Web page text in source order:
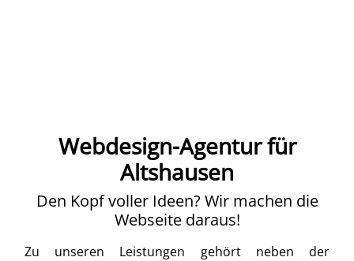
Webdesign-Agentur für
Altshausen
Den Kopf voller Ideen? Wir machen die
Webseite daraus!
Zu unseren Leistungen gehört neben der